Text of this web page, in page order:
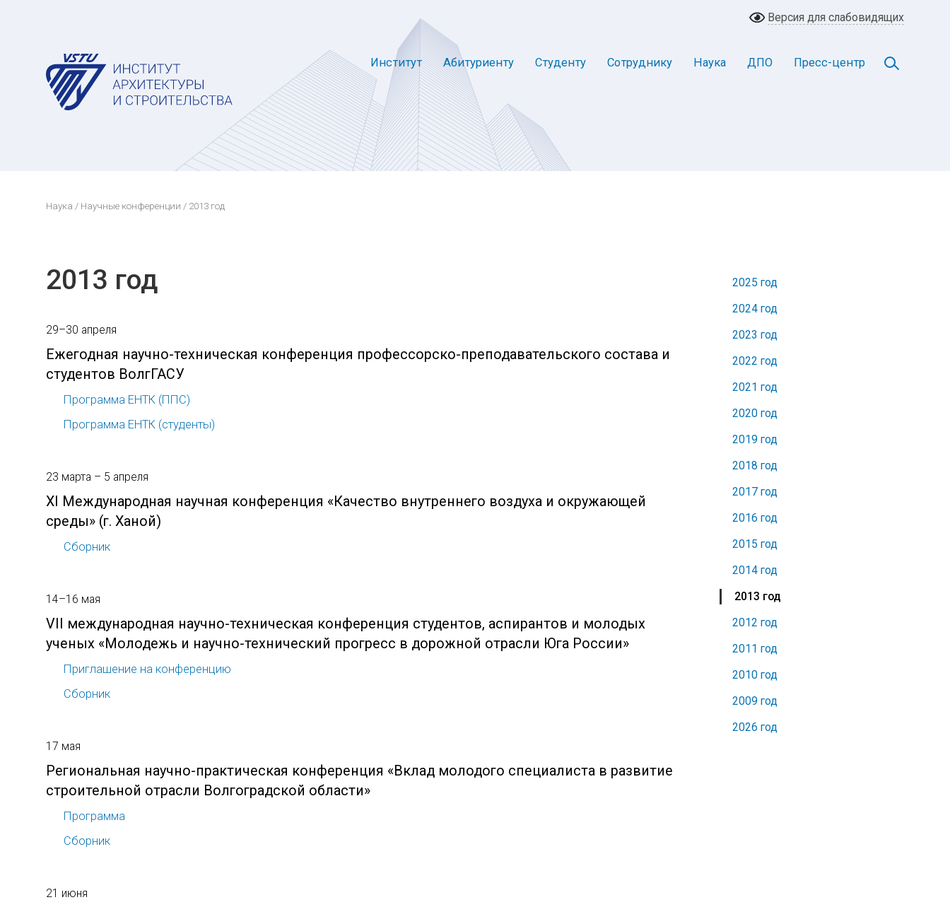
Версия для слабовидящих
Институт Абитуриенту Студенту Сотруднику Наука ДПО Пресс-центр
Наука / Научные конференции / 2013 год
2025 год
2024 год
2023 год
2022 год
2021 год
2020 год
2019 год
2018 год
2017 год
2016 год
2015 год
2014 год
2013 год
2012 год
2011 год
2010 год
2009 год
2026 год
2013 год
29–30 апреля
Ежегодная научно-техническая конференция профессорско-преподавательского состава и
студентов ВолгГАСУ
Программа ЕНТК (ППС)
Программа ЕНТК (студенты)
23 марта – 5 апреля
XI Международная научная конференция «Качество внутреннего воздуха и окружающей
среды» (г. Ханой)
Сборник
14–16 мая
VII международная научно-техническая конференция студентов, аспирантов и молодых
ученых «Молодежь и научно-технический прогресс в дорожной отрасли Юга России»
Приглашение на конференцию
Сборник
17 мая
Региональная научно-практическая конференция «Вклад молодого специалиста в развитие
строительной отрасли Волгоградской области»
Программа
Сборник
21 июня